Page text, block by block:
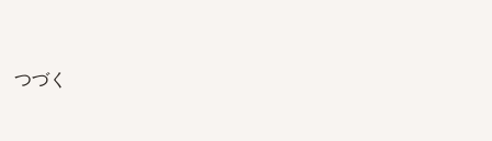
つづく